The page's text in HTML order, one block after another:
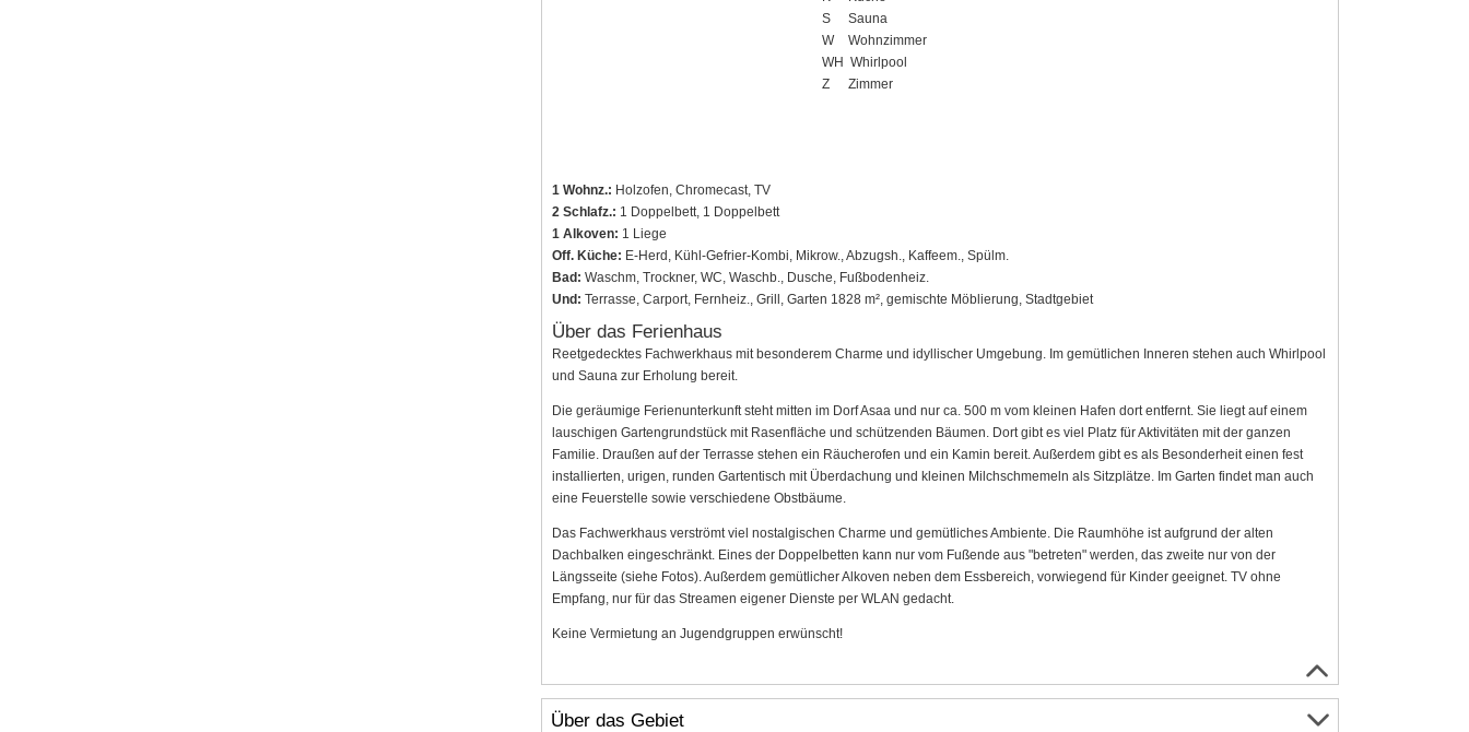
S
Sauna
W
Wohnzimmer
WH Whirlpool
Z
Zimmer
1 Wohnz.: Holzofen, Chromecast, TV
2 Schlafz.: 1 Doppelbett, 1 Doppelbett
1 Alkoven: 1 Liege
Off. Küche: E-Herd, Kühl-Gefrier-Kombi, Mikrow., Abzugsh., Kaffeem., Spülm.
Bad: Waschm, Trockner, WC, Waschb., Dusche, Fußbodenheiz.
Und: Terrasse, Carport, Fernheiz., Grill, Garten 1828 m², gemischte Möblierung, Stadtgebiet
Über das Ferienhaus
Reetgedecktes Fachwerkhaus mit besonderem Charme und idyllischer Umgebung. Im gemütlichen Inneren stehen auch Whirlpool
und Sauna zur Erholung bereit.
Die geräumige Ferienunterkunft steht mitten im Dorf Asaa und nur ca. 500 m vom kleinen Hafen dort entfernt. Sie liegt auf einem
lauschigen Gartengrundstück mit Rasenfläche und schützenden Bäumen. Dort gibt es viel Platz für Aktivitäten mit der ganzen
Familie. Draußen auf der Terrasse stehen ein Räucherofen und ein Kamin bereit. Außerdem gibt es als Besonderheit einen fest
installierten, urigen, runden Gartentisch mit Überdachung und kleinen Milchschmemeln als Sitzplätze. Im Garten findet man auch
eine Feuerstelle sowie verschiedene Obstbäume.
Das Fachwerkhaus verströmt viel nostalgischen Charme und gemütliches Ambiente. Die Raumhöhe ist aufgrund der alten
Dachbalken eingeschränkt. Eines der Doppelbetten kann nur vom Fußende aus "betreten" werden, das zweite nur von der
Längsseite (siehe Fotos). Außerdem gemütlicher Alkoven neben dem Essbereich, vorwiegend für Kinder geeignet. TV ohne
Empfang, nur für das Streamen eigener Dienste per WLAN gedacht.
Keine Vermietung an Jugendgruppen erwünscht!
Über das Gebiet